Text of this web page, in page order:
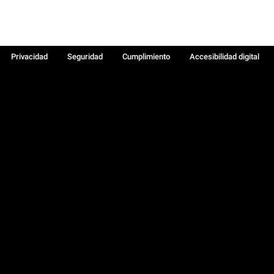
Privacidad Seguridad Cumplimiento
Accesibilidad digital